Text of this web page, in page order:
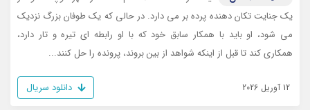
یک جنایت تکان دهنده پرده بر می دارد. در حالی که یک طوفان بزرگ نزدیک
می شود، او باید با همکار سابق خود که با او رابطه ای تیره و تار دارد،
همکاری کند تا قبل از اینکه شواهد از بین بروند، پرونده را حل کنند...
12 آوریل 2026 دانلود سریال